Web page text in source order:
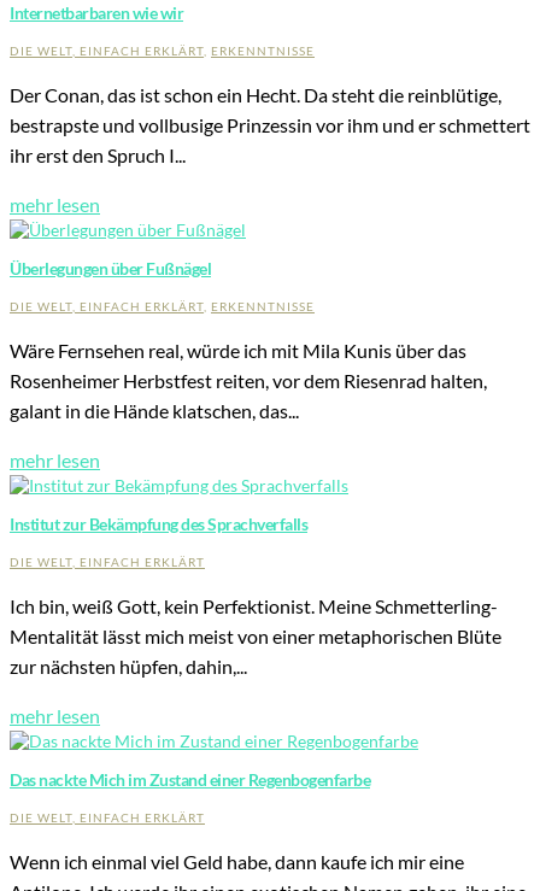
Internetbarbaren wie wir
DIE WELT, EINFACH ERKLÄRT ERKENNTNISSE
Der Conan, das ist schon ein Hecht. Da steht die reinblütige,
bestrapste und vollbusige Prinzessin vor ihm und er schmettert
ihr erst den Spruch I...
mehr lesen
Überlegungen über Fußnägel
DIE WELT, EINFACH ERKLÄRT ERKENNTNISSE
Wäre Fernsehen real, würde ich mit Mila Kunis über das
Rosenheimer Herbstfest reiten, vor dem Riesenrad halten,
galant in die Hände klatschen, das...
mehr lesen
Institut zur Bekämpfung des Sprachverfalls
DIE WELT, EINFACH ERKLÄRT
Ich bin, weiß Gott, kein Perfektionist. Meine Schmetterling-
Mentalität lässt mich meist von einer metaphorischen Blüte
zur nächsten hüpfen, dahin,...
mehr lesen
Das nackte Mich im Zustand einer Regenbogenfarbe
DIE WELT, EINFACH ERKLÄRT
Wenn ich einmal viel Geld habe, dann kaufe ich mir eine